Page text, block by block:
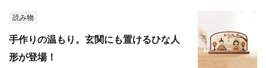
読み物
手作りの温もり。玄関にも置けるひな人
形が登場！